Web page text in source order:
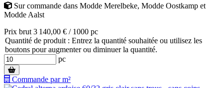
Sur commande dans Modde Merelbeke, Modde Oostkamp et
Modde Aalst
Prix brut 3 140,00 € / 1000 pc
Quantité de produit : Entrez la quantité souhaitée ou utilisez les
boutons pour augmenter ou diminuer la quantité.
pc
Commande par m²